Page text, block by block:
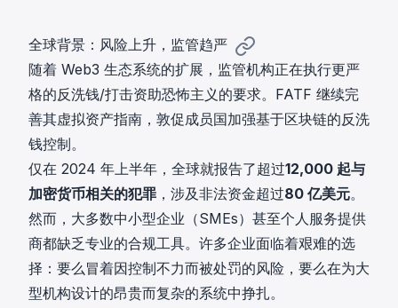
全球背景：风险上升，监管趋严
随着 Web3 生态系统的扩展，监管机构正在执行更严
格的反洗钱/打击资助恐怖主义的要求。FATF 继续完
善其虚拟资产指南，敦促成员国加强基于区块链的反洗
钱控制。
仅在 2024 年上半年，全球就报告了超过12,000 起与
加密货币相关的犯罪 ，涉及非法资金超过80 亿美元。
然而，大多数中小型企业（SMEs）甚至个人服务提供
商都缺乏专业的合规工具。许多企业面临着艰难的选
择：要么冒着因控制不力而被处罚的风险，要么在为大
型机构设计的昂贵而复杂的系统中挣扎。